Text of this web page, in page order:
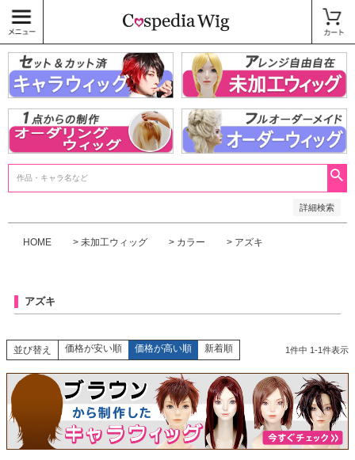
詳細検索
〜
商品タグ
キャラウィッグ
未加工ウィッグ
ベースウィッグ
衣装
SALE中
HOME 未加工ウィッグ カラー アズキ
アズキ
並び替え 価格が安い順 価格が高い順 新着順 1件中 1-1件表示